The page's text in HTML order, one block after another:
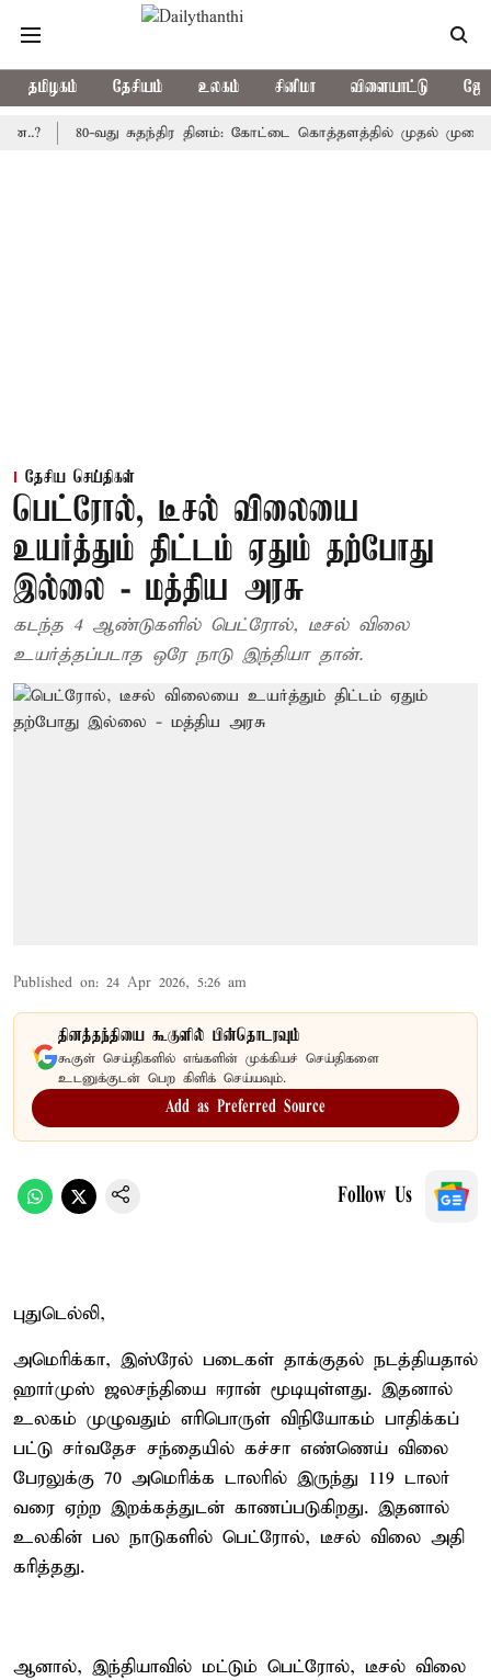
தமிழகம் தேசியம் உலகம் சினிமா விளையாட்டு
80-வது சுதந்திர தினம்: கோட்டை கொத்தளத்தில் முதல் முறையாக
தேசிய செய்திகள்
பெட்ரோல், டீசல் விலையை
உயர்த்தும் திட்டம் ஏதும் தற்போது
இல்லை - மத்திய அரசு
கடந்த 4 ஆண்​டு​களில் பெட்​ரோல், டீசல் விலை
உயர்த்​தப்​ப​டாத ஒரே நாடு இந்​தி​யா​ தான்.
Published on: 24 Apr 2026, 5:26 am
தினத்தந்தியை கூகுளில் பின்தொடரவும்
கூகுள் செய்திகளில் எங்களின் முக்கியச் செய்திகளை
உடனுக்குடன் பெற கிளிக் செய்யவும்.
Add as Preferred Source
Follow Us
புதுடெல்லி,
அமெரிக்கா, இஸ்ரேல் படைகள் தாக்குதல் நடத்தியதால்
ஹார்​முஸ் ஜலசந்​தியை ஈரான் மூடி​யுள்​ளது. இதனால்
உலகம் முழுவதும் எரிபொருள் விநி​யோகம் பாதிக்​கப்​
பட்டு சர்​வ​தேச சந்தை​யில் கச்சா எண்​ணெய் விலை
பேரலுக்கு 70 அமெரிக்க டாலரில் இருந்து 119 டாலர்
வரை ஏற்ற இறக்​கத்​துடன் காணப்படுகிறது. இதனால்
உலகின் பல நாடு​களில் பெட்​ரோல், டீசல் விலை அதி​
கரித்​தது.
ஆனால், இந்​தி​யா​வில் மட்​டும் பெட்​ரோல், டீசல் விலை